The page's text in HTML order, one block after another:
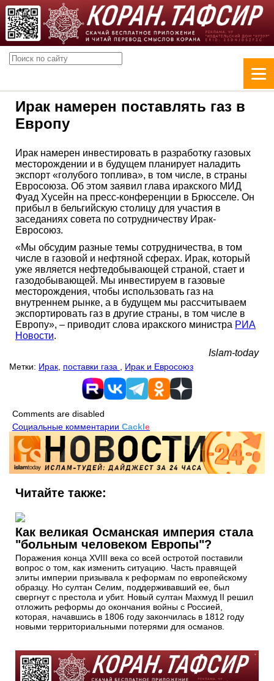
Ирак намерен поставлять газ в
Европу
Ирак намерен инвестировать в разработку газовых
месторождении и в будущем планирует наладить
экспорт «голубого топлива», в том числе, в страны
Евросоюза. Об этом заявил глава иракского МИД
Фуад Хусейн на пресс-конференции в Брюсселе. Он
прибыл в бельгийскую столицу для участия в
заседаниях совета по сотрудничеству Ирак-
Евросоюз.
«Мы обсудим разные темы сотрудничества, в том
числе в газовой и нефтяной сферах. Ирак, который
уже является нефтедобывающей страной, стает и
газодобывающей. Мы инвестируем в газовые
месторождения, чтобы использовать газ на
внутреннем рынке, а в будущем мы рассчитываем
экспортировать газ в другие страны, в том числе в
Европу», – приводит слова иракского министра РИА
Новости.
Islam-today
Метки: Ирак поставки газа Ирак и Евросоюз
Comments are disabled
Социальные комментарии Cackle
Читайте также:
Как великая Османская империя стала
"больным человеком Европы"?
Поражения конца XVIII века со всей остротой поставили
вопрос о том, как изменить ситуацию. Часть правящей
элиты империи призывала к реформам по европейскому
образцу. Но султан Селим, поддерживавший ее, был
свергнут с престола и убит. Новый султан Махмуд II решил
отложить реформы до окончания войны с Россией,
которая, начавшись в 1806 году закончилась в 1812 году
новыми территориальными потерями для османов.